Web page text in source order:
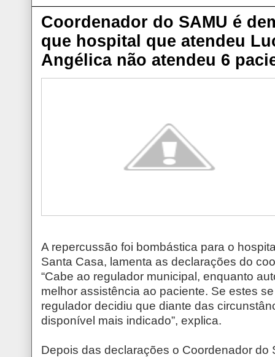
Coordenador do SAMU é
que hospital que atendeu
Angélica não atendeu 6
A repercussão foi bombástica para o
Santa Casa, lamenta as declarações do
“Cabe ao regulador municipal, enquanto
melhor assistência ao paciente. Se estes
regulador decidiu que diante das
disponível mais indicado”, explica.
Depois das declarações o Coordenador do